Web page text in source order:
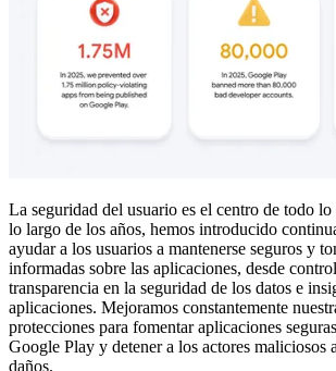
La seguridad del usuario es el centro de todo
lo largo de los años, hemos introducido
ayudar a los usuarios a mantenerse seguros y
informadas sobre las aplicaciones, desde
transparencia en la seguridad de los datos e
aplicaciones. Mejoramos constantemente
protecciones para fomentar aplicaciones
Google Play y detener a los actores maliciosos
daños.